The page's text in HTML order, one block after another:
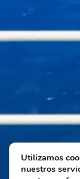
Utilizamos
nuestros